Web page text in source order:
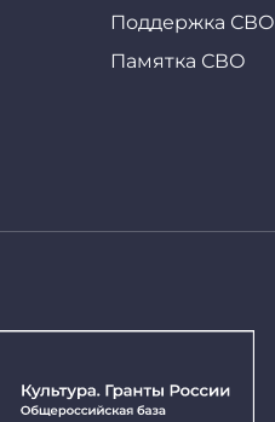
Поддержка СВО
Памятка СВО